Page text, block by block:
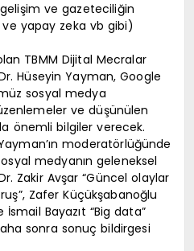
ve gazeteciliğin
yapay zeka vb gibi)
TBMM Dijital Mecralar
Hüseyin Yayman, Google
sosyal medya
ve düşünülen
önemli bilgiler verecek.
moderatörlüğünde
medyanın geleneksel
Zakir Avşar “Güncel olaylar
Zafer Küçükşabanoğlu
Bayazıt “Big data”
sonra sonuç bildirgesi